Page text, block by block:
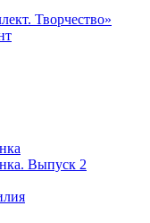
Творчество»
Выпуск 2